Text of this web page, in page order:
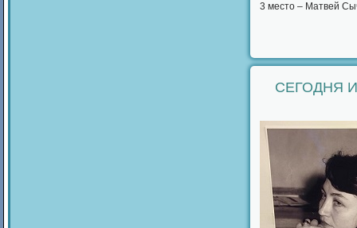
3 место – Матвей
СЕГОДНЯ